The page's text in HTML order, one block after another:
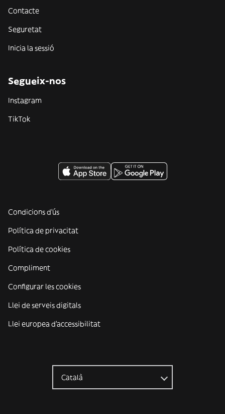
Contacte
Seguretat
Inicia la sessió
Segueix-nos
Instagram
TikTok
Condicions d'ús
Política de privacitat
Política de cookies
Compliment
Configurar les cookies
Llei de serveis digitals
Llei europea d'accessibilitat